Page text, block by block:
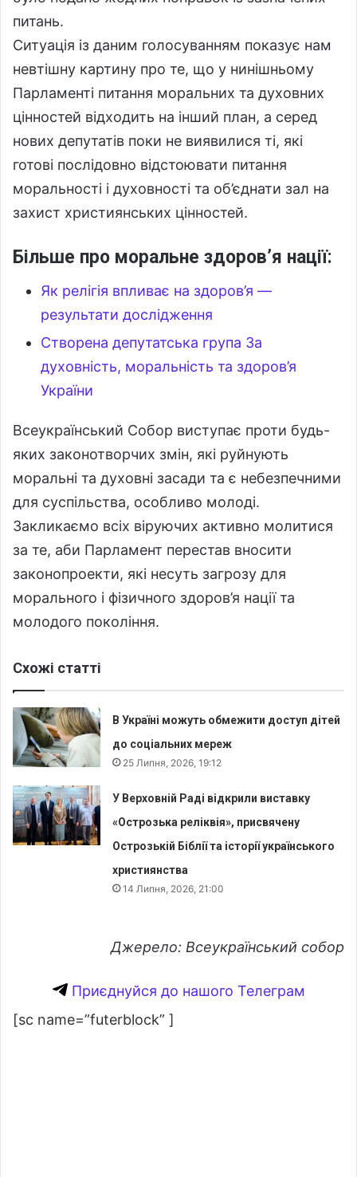
питань.
Ситуація із даним голосуванням показує нам
невтішну картину про те, що у нинішньому
Парламенті питання моральних та духовних
цінностей відходить на інший план, а серед
нових депутатів поки не виявилися ті, які
готові послідовно відстоювати питання
моральності і духовності та об’єднати зал на
захист християнських цінностей.
Більше про моральне здоров’я нації:
Як релігія впливає на здоров’я —
результати дослідження
Створена депутатська група За
духовність, моральність та здоров’я
України
Всеукраїнський Собор виступає проти будь-
яких законотворчих змін, які руйнують
моральні та духовні засади та є небезпечними
для суспільства, особливо молоді.
Закликаємо всіх віруючих активно молитися
за те, аби Парламент перестав вносити
законопроекти, які несуть загрозу для
морального і фізичного здоров’я нації та
молодого покоління.
Схожі статті
В Україні можуть обмежити доступ дітей
до соціальних мереж
25 Липня, 2026, 19:12
У Верховній Раді відкрили виставку
«Острозька реліквія», присвячену
Острозькій Біблії та історії українського
християнства
14 Липня, 2026, 21:00
Джерело: Всеукраїнський собор
Приєднуйся до нашого Телеграм
[sc name=”futerblock” ]